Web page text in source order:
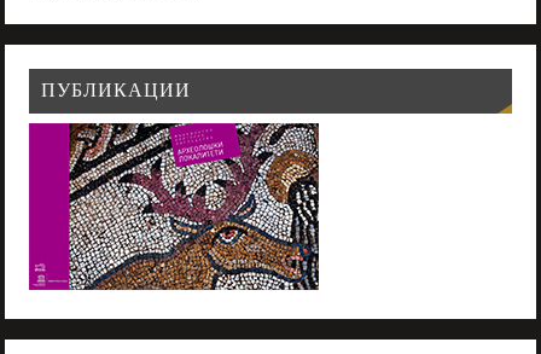
ПУБЛИКАЦИИ